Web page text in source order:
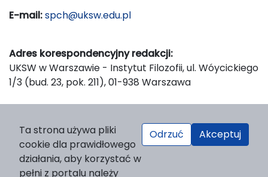
E-mail:spch@uksw.edu.pl
Adres korespondencyjny redakcji:
UKSW w Warszawie - Instytut Filozofii, ul. Wóycickiego
1/3 (bud. 23, pok. 211), 01-938 Warszawa
Wydawnictwo Naukowe UKSW, ul. Dewajtis 5, domek
nr 2, 01-815 Warszawa
Strona WWW Wydawnictwa
Ta strona używa pliki
cookie dla prawidłowego
działania, aby korzystać w
pełni z portalu należy
Odrzuć Akceptuj